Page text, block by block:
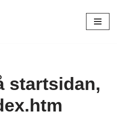
startsidan,